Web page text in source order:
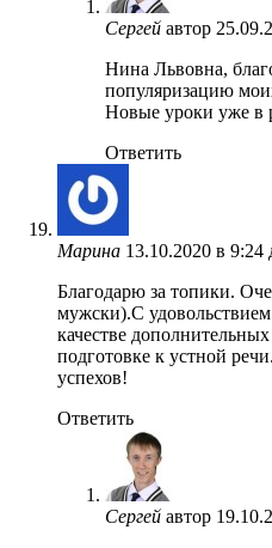
Сергей автор
Нина Львовна,
популяризацию
Новые уроки уже в
Ответить
Марина 13.10.2020 в 9:24
Благодарю за топики.
мужски).С
качестве
подготовке к устной
успехов!
Ответить
Сергей автор